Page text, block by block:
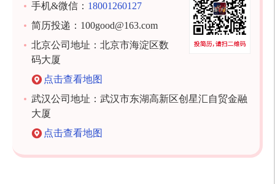
手机&微信： 18001260127
简历投递：100good@163.com
北京公司地址：北京市海淀区数
码大厦
点击查看地图
武汉公司地址：武汉市东湖高新区创星汇自贸金融
大厦
点击查看地图